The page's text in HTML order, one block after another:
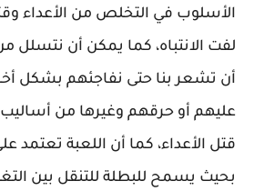
الأسلوب في التخلص من الأعداء
لفت الانتباه، كما يمكن أن نتسلل
أن تشعر بنا حتى نفاجئهم بشكل
عليهم أو حرقهم وغيرها من أساليب
قتل الأعداء، كما أن اللعبة تعتمد
بحيث يسمح للبطلة للتنقل بين